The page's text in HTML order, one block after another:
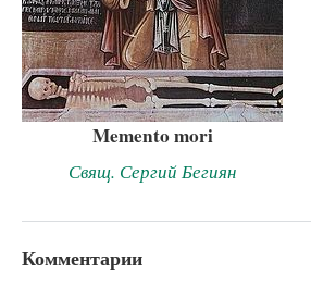
Memento mori
Свящ. Сергий Бегиян
Комментарии